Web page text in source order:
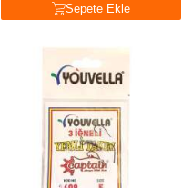
Sepete Ekle